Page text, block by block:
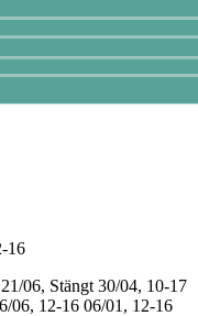
16
21/06, Stängt 30/04, 10-17
06, 12-16 06/01, 12-16